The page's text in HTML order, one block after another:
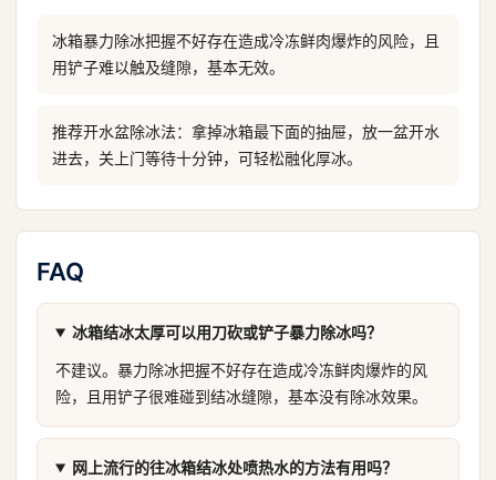
冰箱暴力除冰把握不好存在造成冷冻鲜肉爆炸的风险，且
用铲子难以触及缝隙，基本无效。
推荐开水盆除冰法：拿掉冰箱最下面的抽屉，放一盆开水
进去，关上门等待十分钟，可轻松融化厚冰。
FAQ
冰箱结冰太厚可以用刀砍或铲子暴力除冰吗？
不建议。暴力除冰把握不好存在造成冷冻鲜肉爆炸的风
险，且用铲子很难碰到结冰缝隙，基本没有除冰效果。
网上流行的往冰箱结冰处喷热水的方法有用吗？